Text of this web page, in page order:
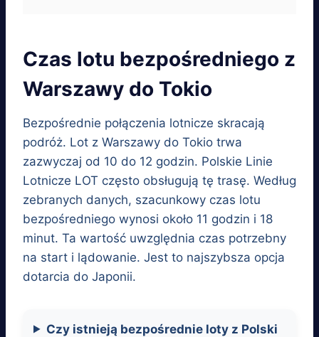
Czas lotu bezpośredniego z
Warszawy do Tokio
Bezpośrednie połączenia lotnicze skracają
podróż. Lot z Warszawy do Tokio trwa
zazwyczaj od 10 do 12 godzin. Polskie Linie
Lotnicze LOT często obsługują tę trasę. Według
zebranych danych, szacunkowy czas lotu
bezpośredniego wynosi około 11 godzin i 18
minut. Ta wartość uwzględnia czas potrzebny
na start i lądowanie. Jest to najszybsza opcja
dotarcia do Japonii.
Czy istnieją bezpośrednie loty z Polski